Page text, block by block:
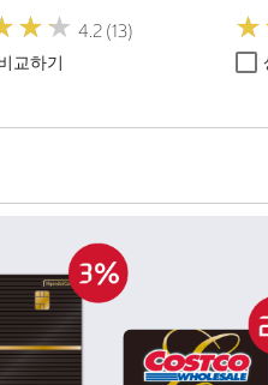
★★
★★ 4.2 (13)
교하기
★
★